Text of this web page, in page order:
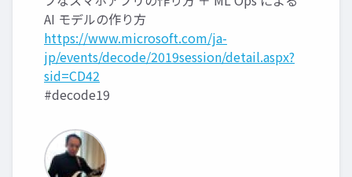
AI モデルの作り方
https://www.microsoft.com/ja-
jp/events/decode/2019session/detail.aspx?
sid=CD42
#decode19